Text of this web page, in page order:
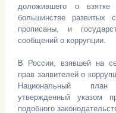
доложившего о
большинстве развитых
прописаны, и
сообщений о коррупции.
В России, взявшей на
прав заявителей о
Национальный план
утвержденный указом
подобного